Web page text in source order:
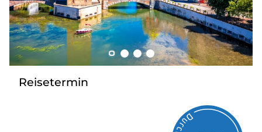
Kontakt
Reisetermin